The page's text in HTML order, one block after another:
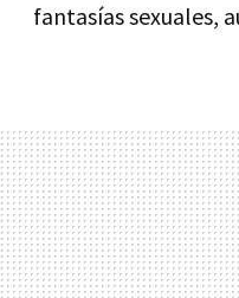
fantasías sexuales,